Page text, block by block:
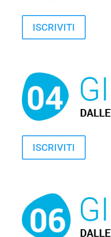
ISCRIVITI
ISCRIVITI